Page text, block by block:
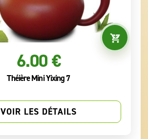
6.00 €
Théière Mini Yixing 7
VOIR LES DÉTAILS